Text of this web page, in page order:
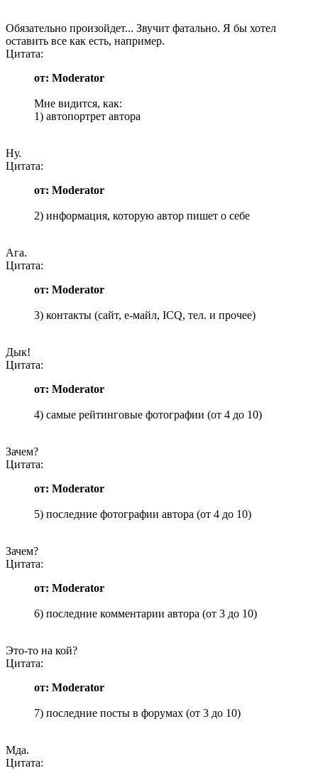
Обязательно произойдет... Звучит фатально. Я бы хотел
оставить все как есть, например.
Цитата:
от: Moderator
Мне видится, как:
1) автопортрет автора
Ну.
Цитата:
от: Moderator
2) информация, которую автор пишет о себе
Ага.
Цитата:
от: Moderator
3) контакты (сайт, е-майл, ICQ, тел. и прочее)
Дык!
Цитата:
от: Moderator
4) самые рейтинговые фотографии (от 4 до 10)
Зачем?
Цитата:
от: Moderator
5) последние фотографии автора (от 4 до 10)
Зачем?
Цитата:
от: Moderator
6) последние комментарии автора (от 3 до 10)
Это-то на кой?
Цитата:
от: Moderator
7) последние посты в форумах (от 3 до 10)
Мда.
Цитата: